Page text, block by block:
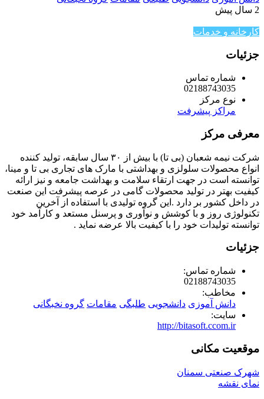
2 سال پیش
کارخانه و خدمات
جزئیات
شماره تماس
02188743035
نوع مرکز
مراکز پیشرفت
معرفی مرکز
شرکت نیمه شعبان (بی تا) با بیش از ۳۰ سال سابقه، تولید کننده
انواع محصولات سلولزی و بهداشتی با مارک های تجاری بی تا و مینا،
توانسته است در جهت ارتقاء سلامت و بهداشت جامعه و نیز ارائه
کیفیت بهتر در تولید محصولات گامی در عرصه پیشرفت این صنعت
در داخل کشور بر دارد .این گروه تولیدی با استفاده از آخرین
تکنولوژی روز و با کوشش و نوآوری و پرسنل مستعد و کارآمد خود
توانسته تولیدات خود را با کیفیت بالا عرضه نماید .
جزئیات
شماره تماس:
02188743035
مخاطب:
دانش آموزی دانشجویی طلبگی مقامات گروه نخبگانی
سایت:
http://bitasoft.ccom.ir
موقعیت مکانی
شهرک صنعتی سمنان
نمای نقشه